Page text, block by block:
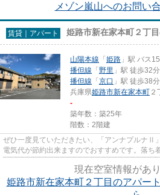
メゾン嵐山へのお問い
賃貸｜アパート 姫路市新在家本町２丁
山陽本線 「姫路 」駅 バス
播但線 「野里 」駅 徒歩32分
播但線 「京口 」駅 徒歩38分
兵庫県姫路市新在家本町 ２
-
築年数：築25年
階数：2階建
ぜひ一度見ていただきたい、「アンナプルナⅡ
電気代が節約出来ますのでおすすめです。落ち
こちらです。お客様のご希望の...
現在空室情報があり
姫路市新在家本町２丁目のアパー